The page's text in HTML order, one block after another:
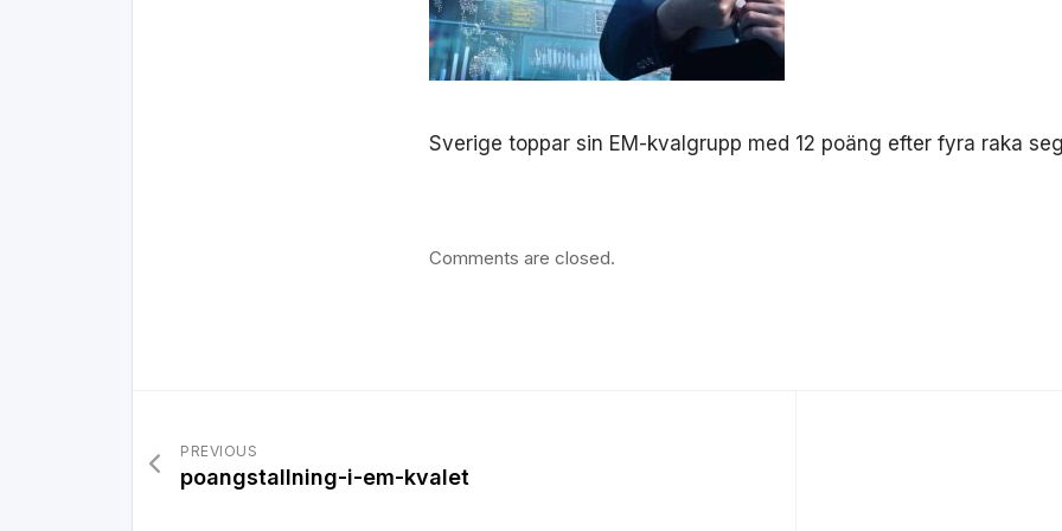
Sverige toppar sin EM-kvalgrupp med 12 poäng efter fyra raka
Comments are closed.
PREVIOUS
poangstallning-i-em-kvalet